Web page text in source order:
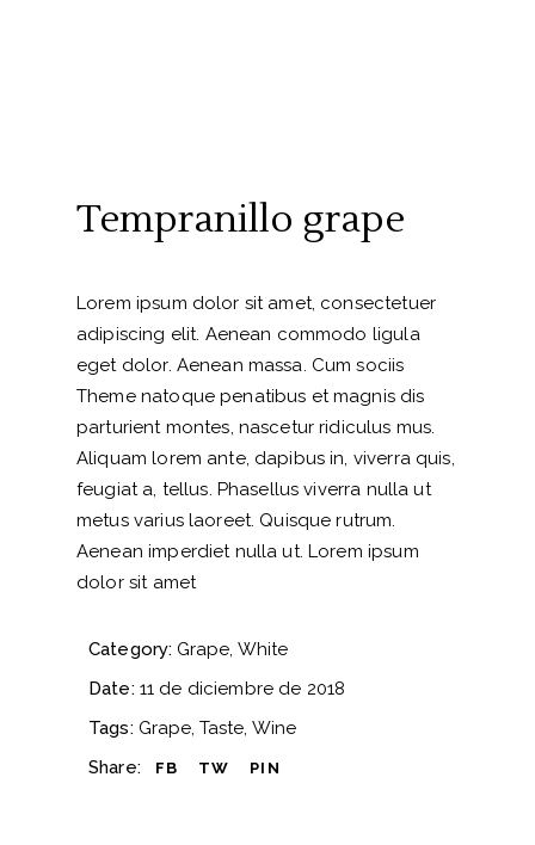
Tempranillo grape
Lorem ipsum dolor sit amet, consectetuer
adipiscing elit. Aenean commodo ligula
eget dolor. Aenean massa. Cum sociis
Theme natoque penatibus et magnis dis
parturient montes, nascetur ridiculus mus.
Aliquam lorem ante, dapibus in, viverra quis,
feugiat a, tellus. Phasellus viverra nulla ut
metus varius laoreet. Quisque rutrum.
Aenean imperdiet nulla ut. Lorem ipsum
dolor sit amet
Category: Grape White
Date: 11 de diciembre de 2018
Tags: Grape Taste Wine
Share:
FB TW PIN